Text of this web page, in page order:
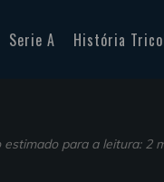
Serie A História
estimado para a leitura: 2